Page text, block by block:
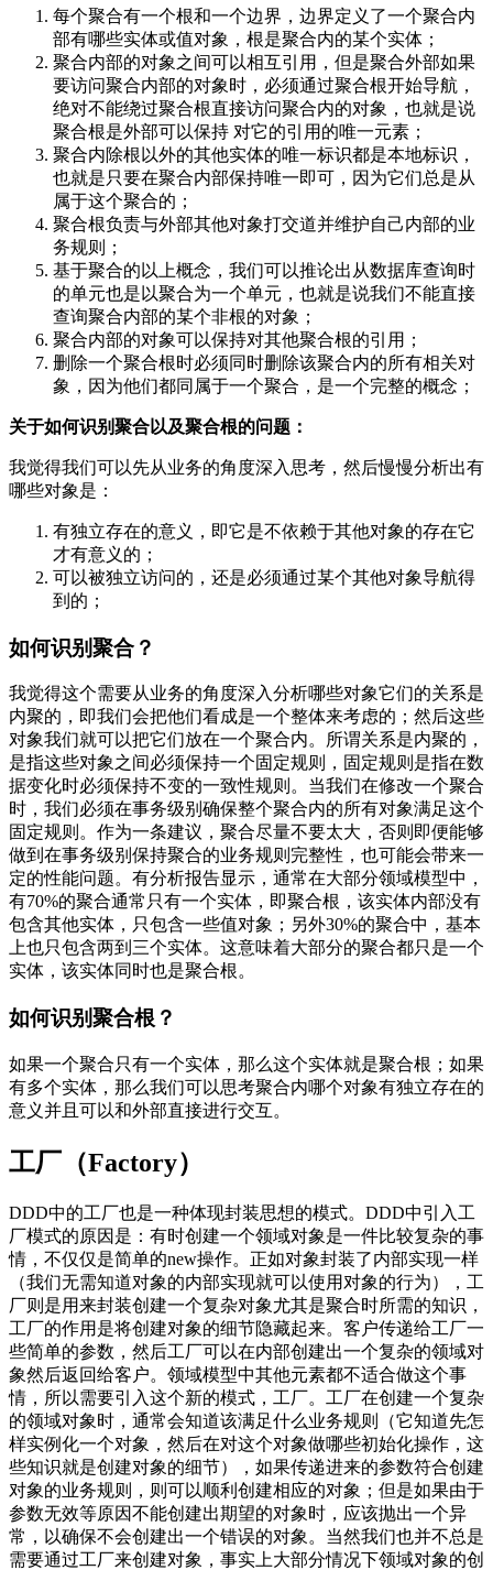
每个聚合有一个根和一个边界，边界定义了一个聚合内
部有哪些实体或值对象，根是聚合内的某个实体；
聚合内部的对象之间可以相互引用，但是聚合外部如果
要访问聚合内部的对象时，必须通过聚合根开始导航，
绝对不能绕过聚合根直接访问聚合内的对象，也就是说
聚合根是外部可以保持 对它的引用的唯一元素；
聚合内除根以外的其他实体的唯一标识都是本地标识，
也就是只要在聚合内部保持唯一即可，因为它们总是从
属于这个聚合的；
聚合根负责与外部其他对象打交道并维护自己内部的业
务规则；
基于聚合的以上概念，我们可以推论出从数据库查询时
的单元也是以聚合为一个单元，也就是说我们不能直接
查询聚合内部的某个非根的对象；
聚合内部的对象可以保持对其他聚合根的引用；
删除一个聚合根时必须同时删除该聚合内的所有相关对
象，因为他们都同属于一个聚合，是一个完整的概念；
关于如何识别聚合以及聚合根的问题：
我觉得我们可以先从业务的角度深入思考，然后慢慢分析出有
哪些对象是：
有独立存在的意义，即它是不依赖于其他对象的存在它
才有意义的；
可以被独立访问的，还是必须通过某个其他对象导航得
到的；
如何识别聚合？
我觉得这个需要从业务的角度深入分析哪些对象它们的关系是
内聚的，即我们会把他们看成是一个整体来考虑的；然后这些
对象我们就可以把它们放在一个聚合内。所谓关系是内聚的，
是指这些对象之间必须保持一个固定规则，固定规则是指在数
据变化时必须保持不变的一致性规则。当我们在修改一个聚合
时，我们必须在事务级别确保整个聚合内的所有对象满足这个
固定规则。作为一条建议，聚合尽量不要太大，否则即便能够
做到在事务级别保持聚合的业务规则完整性，也可能会带来一
定的性能问题。有分析报告显示，通常在大部分领域模型中，
有70%的聚合通常只有一个实体，即聚合根，该实体内部没有
包含其他实体，只包含一些值对象；另外30%的聚合中，基本
上也只包含两到三个实体。这意味着大部分的聚合都只是一个
实体，该实体同时也是聚合根。
如何识别聚合根？
如果一个聚合只有一个实体，那么这个实体就是聚合根；如果
有多个实体，那么我们可以思考聚合内哪个对象有独立存在的
意义并且可以和外部直接进行交互。
工厂（Factory）
DDD中的工厂也是一种体现封装思想的模式。DDD中引入工
厂模式的原因是：有时创建一个领域对象是一件比较复杂的事
情，不仅仅是简单的new操作。正如对象封装了内部实现一样
（我们无需知道对象的内部实现就可以使用对象的行为），工
厂则是用来封装创建一个复杂对象尤其是聚合时所需的知识，
工厂的作用是将创建对象的细节隐藏起来。客户传递给工厂一
些简单的参数，然后工厂可以在内部创建出一个复杂的领域对
象然后返回给客户。领域模型中其他元素都不适合做这个事
情，所以需要引入这个新的模式，工厂。工厂在创建一个复杂
的领域对象时，通常会知道该满足什么业务规则（它知道先怎
样实例化一个对象，然后在对这个对象做哪些初始化操作，这
些知识就是创建对象的细节），如果传递进来的参数符合创建
对象的业务规则，则可以顺利创建相应的对象；但是如果由于
参数无效等原因不能创建出期望的对象时，应该抛出一个异
常，以确保不会创建出一个错误的对象。当然我们也并不总是
需要通过工厂来创建对象，事实上大部分情况下领域对象的创